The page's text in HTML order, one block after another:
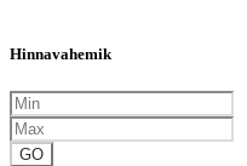
Hinnavahemik
GO